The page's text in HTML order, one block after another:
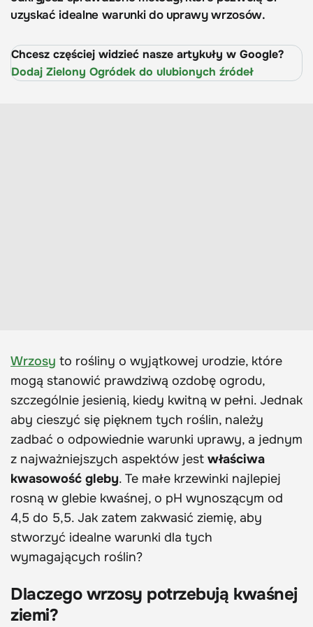
uzyskać idealne warunki do uprawy wrzosów.
Chcesz częściej widzieć nasze artykuły w Google?
Dodaj Zielony Ogródek do ulubionych źródeł
Wrzosy to rośliny o wyjątkowej urodzie, które
mogą stanowić prawdziwą ozdobę ogrodu,
szczególnie jesienią, kiedy kwitną w pełni. Jednak
aby cieszyć się pięknem tych roślin, należy
zadbać o odpowiednie warunki uprawy, a jednym
z najważniejszych aspektów jest właściwa
kwasowość gleby. Te małe krzewinki najlepiej
rosną w glebie kwaśnej, o pH wynoszącym od
4,5 do 5,5. Jak zatem zakwasić ziemię, aby
stworzyć idealne warunki dla tych
wymagających roślin?
Dlaczego wrzosy potrzebują kwaśnej
ziemi?